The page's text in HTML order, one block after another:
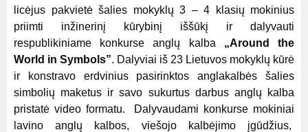
licėjus pakvietė šalies mokyklų 3 – 4 klasių mokinius
priimti inžinerinį kūrybinį iššūkį ir dalyvauti
respublikiniame konkurse anglų kalba „Around the
World in Symbols”. Dalyviai iš 23 Lietuvos mokyklų kūrė
ir konstravo erdvinius pasirinktos anglakalbės šalies
simbolių maketus ir savo sukurtus darbus anglų kalba
pristatė video formatu. Dalyvaudami konkurse mokiniai
lavino anglų kalbos, viešojo kalbėjimo įgūdžius,